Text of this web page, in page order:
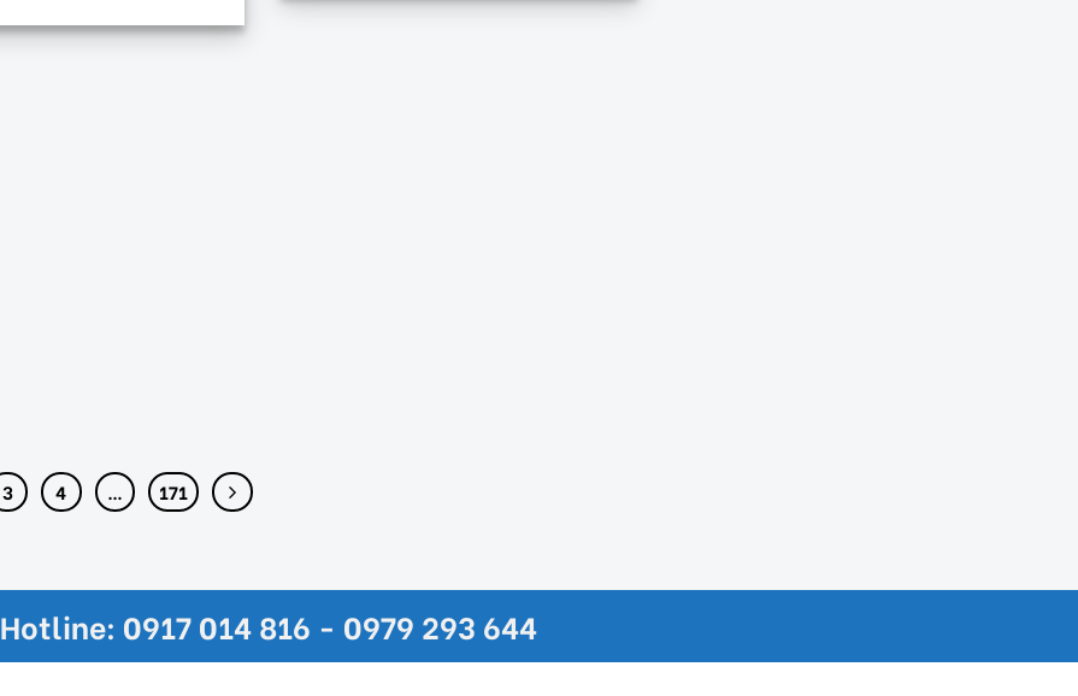
3 4 … 171
Hotline: 0917 014 816 - 0979 293 644